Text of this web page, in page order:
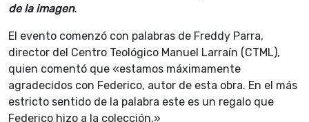
de la imagen.
El evento comenzó con palabras de Freddy Parra,
director del Centro Teológico Manuel Larraín (CTML),
quien comentó que «estamos máximamente
agradecidos con Federico, autor de esta obra. En el más
estricto sentido de la palabra este es un regalo que
Federico hizo a la colección.»